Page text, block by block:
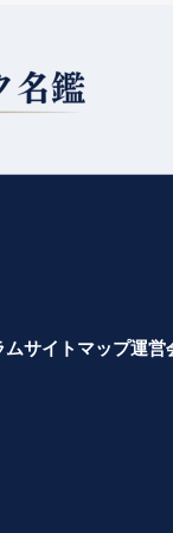
ムサイトマップ運営